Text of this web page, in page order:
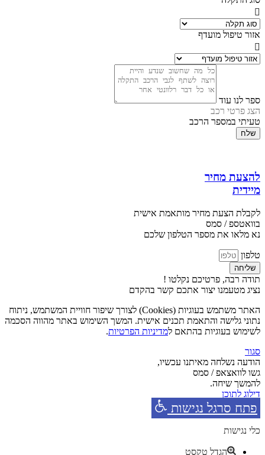
אזור טיפול מועדף
ספר לנו עוד
הצג פרטי רכב
טעיתי במספר הרכב
שלח
להצעת מחיר
מיידית
לקבלת הצעת מחיר מותאמת אישית
בוואטספ / סמס
נא מלאו את מספר הטלפון שלכם
טלפון
שליחה
תודה רבה, פרטיכם נקלטו !
נציג מטעמנו יצור אתכם קשר בהקדם
האתר משתמש בעוגיות (Cookies) לצורך שיפור חוויית המשתמש, ניתוח
נתוני גלישה והתאמת תכנים אישית. המשך השימוש באתר מהווה הסכמה
לשימוש בעוגיות בהתאם למדיניות הפרטיות.
סגור
הודעה נשלחה מאיתנו עכשיו,
גשו לוואצאפ / סמס
להמשך שיחה.
דילוג לתוכן
פתח סרגל נגישות
כלי נגישות
הגדל טקסט